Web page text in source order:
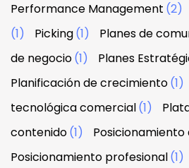
Performance Management (2)
(1)
Picking(1) Planes de
de negocio(1) Planes
Planificación de crecimiento(1)
tecnológica comercial(1)
contenido(1)
Posicionamiento profesional(1)